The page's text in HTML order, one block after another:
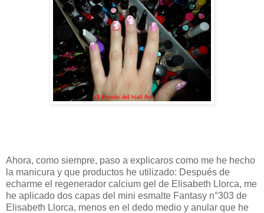
Ahora, como siempre, paso a explicaros como me he hecho
la manicura y que productos he utilizado: Después de
echarme el regenerador calcium gel de Elisabeth Llorca, me
he aplicado dos capas del mini esmalte Fantasy n°303 de
Elisabeth Llorca, menos en el dedo medio y anular que he